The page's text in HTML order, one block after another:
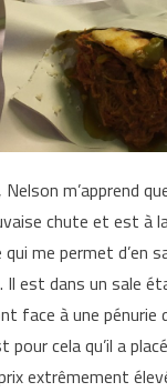
m’apprend
chute et est à
me permet d’en
est dans un sale
face à une pénurie
pour cela qu’il a
extrêmement